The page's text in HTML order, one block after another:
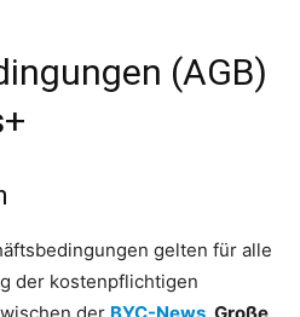
(AGB)
gelten für alle
der kostenpflichtigen
der BYC-News, Große